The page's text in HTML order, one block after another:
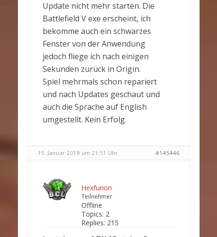
Update nicht mehr starten. Die
Battlefield V exe erscheint, ich
bekomme auch ein schwarzes
Fenster von der Anwendung
jedoch fliege ich nach einigen
Sekunden zurück in Origin.
Spiel mehrmals schon repariert
und nach Updates geschaut und
auch die Sprache auf English
umgestellt. Kein Erfolg.
15. Januar 2019 um 21:51 Uhr #145446
Hexfurion
Teilnehmer
Offline
Topics: 2
Replies: 215